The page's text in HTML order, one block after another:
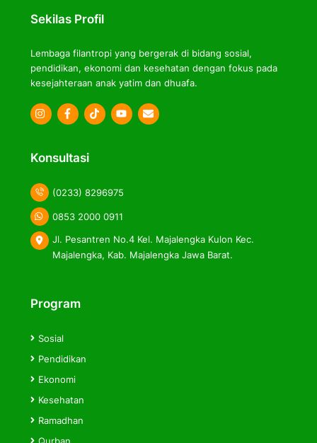
Sekilas Profil
Lembaga filantropi yang bergerak di bidang sosial,
pendidikan, ekonomi dan kesehatan dengan fokus pada
kesejahteraan anak yatim dan dhuafa.
Icon
Icon
Icon
Konsultasi
(0233) 8296975
0853 2000 0911
Jl. Pesantren No.4 Kel. Majalengka Kulon Kec.
Majalengka, Kab. Majalengka Jawa Barat.
Program
Sosial
Pendidikan
Ekonomi
Kesehatan
Ramadhan
Qurban